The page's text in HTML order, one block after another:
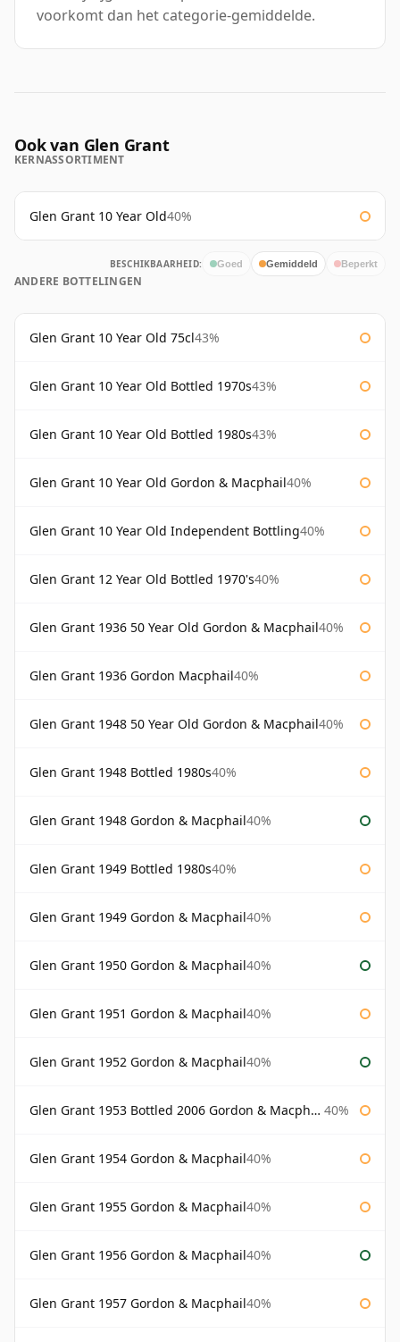
voorkomt dan het categorie-gemiddelde.
Ook van Glen Grant
KERNASSORTIMENT
Glen Grant 10 Year Old40%
BESCHIKBAARHEID: Goed Gemiddeld Beperkt
ANDERE BOTTELINGEN
Glen Grant 10 Year Old 75cl43%
Glen Grant 10 Year Old Bottled 1970s43%
Glen Grant 10 Year Old Bottled 1980s43%
Glen Grant 10 Year Old Gordon & Macphail40%
Glen Grant 10 Year Old Independent Bottling40%
Glen Grant 12 Year Old Bottled 1970's40%
Glen Grant 1936 50 Year Old Gordon & Macphail40%
Glen Grant 1936 Gordon Macphail40%
Glen Grant 1948 50 Year Old Gordon & Macphail40%
Glen Grant 1948 Bottled 1980s40%
Glen Grant 1948 Gordon & Macphail40%
Glen Grant 1949 Bottled 1980s40%
Glen Grant 1949 Gordon & Macphail40%
Glen Grant 1950 Gordon & Macphail40%
Glen Grant 1951 Gordon & Macphail40%
Glen Grant 1952 Gordon & Macphail40%
Glen Grant 1953 Bottled 2006 Gordon & Macphail 40%
Glen Grant 1954 Gordon & Macphail40%
Glen Grant 1955 Gordon & Macphail40%
Glen Grant 1956 Gordon & Macphail40%
Glen Grant 1957 Gordon & Macphail40%